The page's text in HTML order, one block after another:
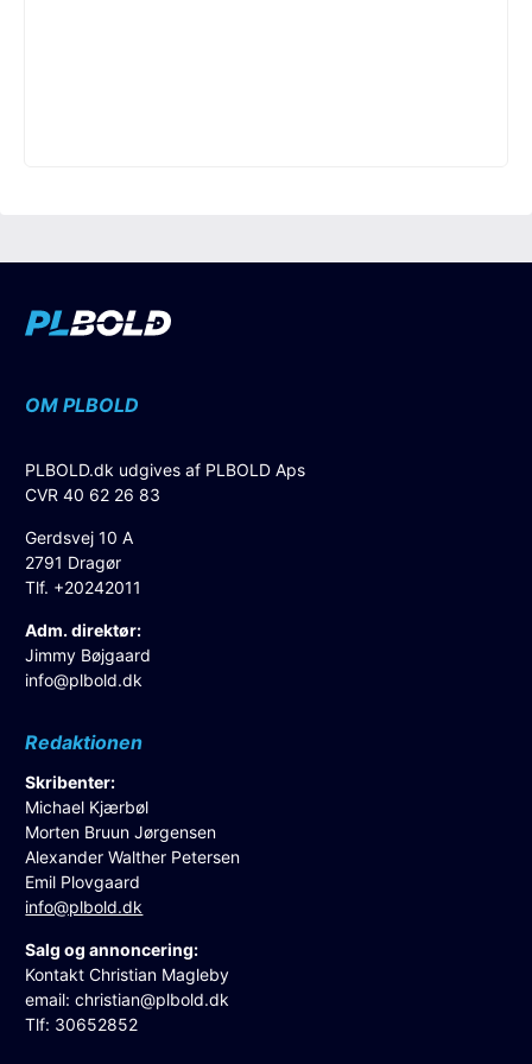
OM PLBOLD
PLBOLD.dk udgives af PLBOLD Aps
CVR 40 62 26 83
Gerdsvej 10 A
2791 Dragør
Tlf. +20242011
Adm. direktør:
Jimmy Bøjgaard
info@plbold.dk
Redaktionen
Skribenter:
Michael Kjærbøl
Morten Bruun Jørgensen
Alexander Walther Petersen
Emil Plovgaard
info@plbold.dk
Salg og annoncering:
Kontakt Christian Magleby
email:christian@plbold.dk
Tlf: 30652852